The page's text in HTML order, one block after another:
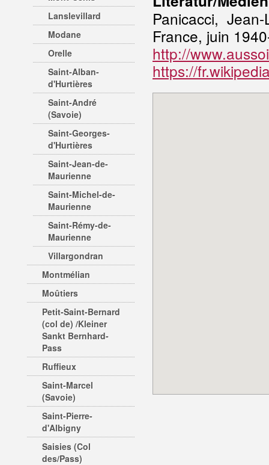
Lanslevillard
Modane
Orelle
Saint-Alban-
d'Hurtières
Saint-André
(Savoie)
Saint-Georges-
d'Hurtières
Saint-Jean-de-
Maurienne
Saint-Michel-de-
Maurienne
Saint-Rémy-de-
Maurienne
Villargondran
Montmélian
Moûtiers
Petit-Saint-Bernard
(col de) /Kleiner
Sankt Bernhard-
Pass
Ruffieux
Saint-Marcel
(Savoie)
Saint-Pierre-
d'Albigny
Saisies (Col
des/Pass)
Panicacci,
France, juin
http://
https://